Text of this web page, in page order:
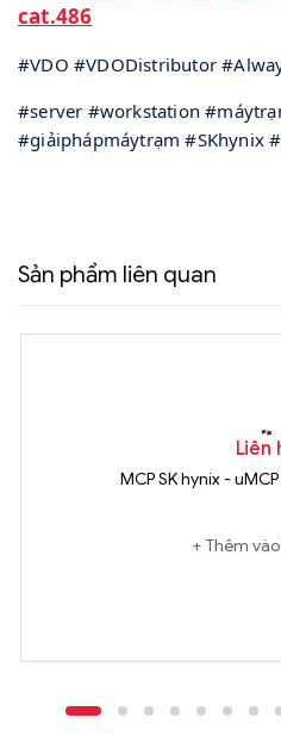
cat.486
#VDO #VDODistributor
#server #workstation
#giảiphápmáytrạm #SKhynix
Sản phẩm liên quan
Liên
MCP SK hynix - uMCP
Thêm